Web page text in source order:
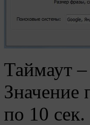
Таймаут
по 10 сек.